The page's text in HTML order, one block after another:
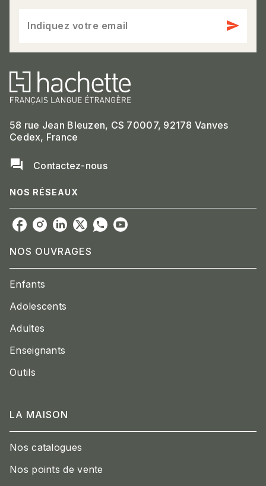
Indiquez votre email send
58 rue Jean Bleuzen, CS 70007, 92178 Vanves
Cedex, France
question_answer Contactez-nous
NOS RÉSEAUX
NOS OUVRAGES
Enfants
Adolescents
Adultes
Enseignants
Outils
LA MAISON
Nos catalogues
Nos points de vente